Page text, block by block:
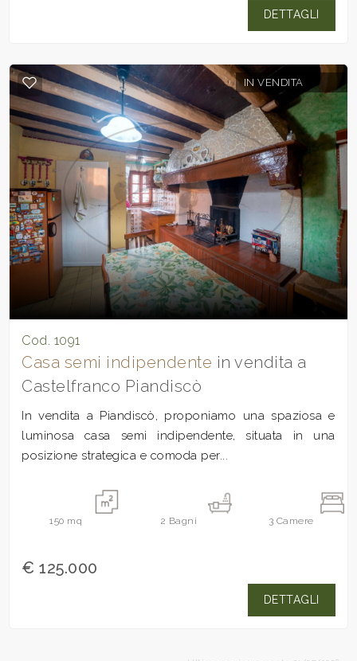
DETTAGLI
IN VENDITA
Cod. 1091
Casa semi indipendente in vendita a
Castelfranco Piandiscò
In vendita a Piandiscò, proponiamo una spaziosa e
luminosa casa semi indipendente, situata in una
posizione strategica e comoda per...
150 mq 2 Bagni 3 Camere
€ 125.000
DETTAGLI